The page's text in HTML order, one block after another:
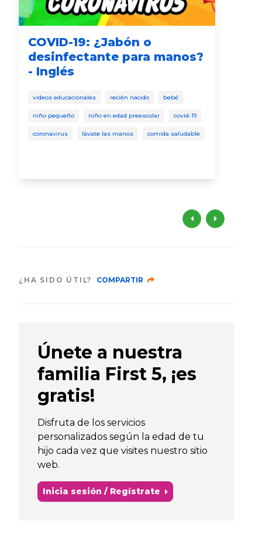
COVID-19: ¿Jabón o
desinfectante para manos?
- Inglés
videos educacionales recién nacido bebé
niño pequeño niño en edad preescolar covid-19
coronavirus lávate las manos comida saludable
¿HA SIDO ÚTIL? COMPARTIR
Únete a nuestra
familia First 5, ¡es
gratis!
Disfruta de los servicios
personalizados según la edad de tu
hijo cada vez que visites nuestro sitio
web.
Inicia sesión / Regístrate